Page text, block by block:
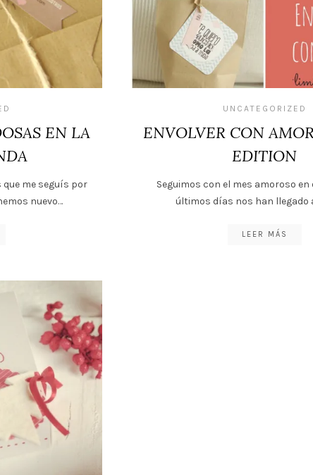
EN LA
que me seguís por
nuevo…
UNCATEGORIZED
ENVOLVER CON
EDITION
Seguimos con el mes amoroso en
últimos días nos han llegado
LEER MÁS